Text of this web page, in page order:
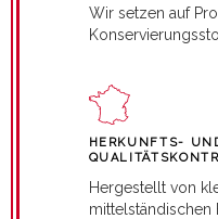
Wir setzen auf
HERKUNFTS-
Hergestellt von
mittelständischen